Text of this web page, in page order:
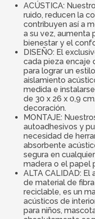
ACÚSTICA:
ruido, reducen la
contribuyen así a
a su vez, aumenta
bienestar y el
DISEÑO: El
cada pieza encaje
para lograr un
aislamiento
medida e
de 30 x 26 x 0,9
decoración.
MONTAJE:
autoadhesivos y
necesidad de
absorbente
segura en
madera o el papel
ALTA CALIDAD:
de material de
reciclable, es un
acústicos de
para niños,